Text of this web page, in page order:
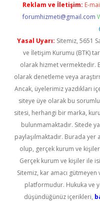
Reklam ve İletişim: E-
forumhizmeti@gmail.com
Yasal Uyarı: Sitemiz, 5651
ve İletişim Kurumu (BTK)
olarak hizmet vermektedir.
olarak denetleme veya
Ancak, üyelerimiz yazdıkları
siteye üye olarak bu
sitesi, herhangi bir marka,
bulunmamaktadır. Sitede
paylaşılmaktadır. Burada
olup, gerçek kurum ve
Gerçek kurum ve kişiler ile
Sitemiz, kar amacı
platformudur. Hukuka ve
düşündüğünüz içerikleri,